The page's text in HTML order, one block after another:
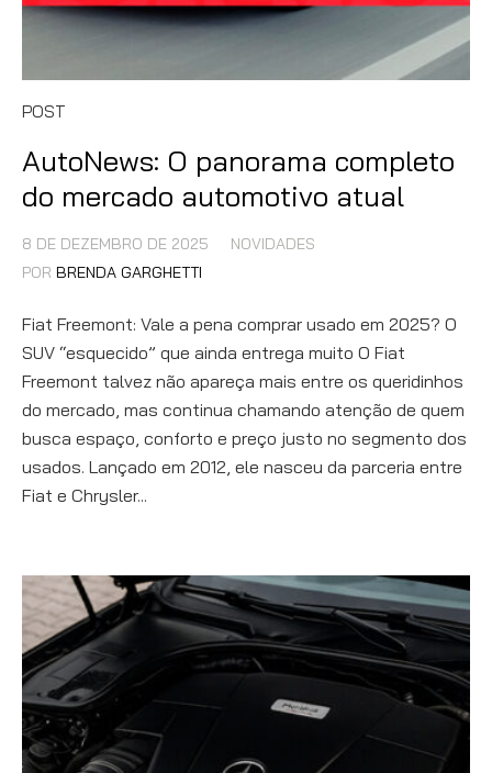
POST
AutoNews: O panorama completo
do mercado automotivo atual
8 DE DEZEMBRO DE 2025
NOVIDADES
POR BRENDA GARGHETTI
Fiat Freemont: Vale a pena comprar usado em 2025? O
SUV “esquecido” que ainda entrega muito O Fiat
Freemont talvez não apareça mais entre os queridinhos
do mercado, mas continua chamando atenção de quem
busca espaço, conforto e preço justo no segmento dos
usados. Lançado em 2012, ele nasceu da parceria entre
Fiat e Chrysler...